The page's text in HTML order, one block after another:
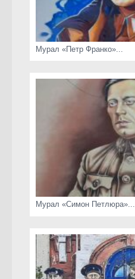
Мурал «Петр Франко»...
Мурал «Симон Петлюра»...